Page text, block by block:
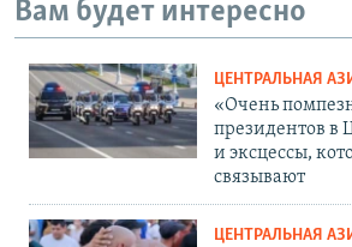
Вам будет интересно
ЦЕНТРАЛЬНАЯ
«Очень
президентов в
и эксцессы,
связывают
ЦЕНТРАЛЬНАЯ